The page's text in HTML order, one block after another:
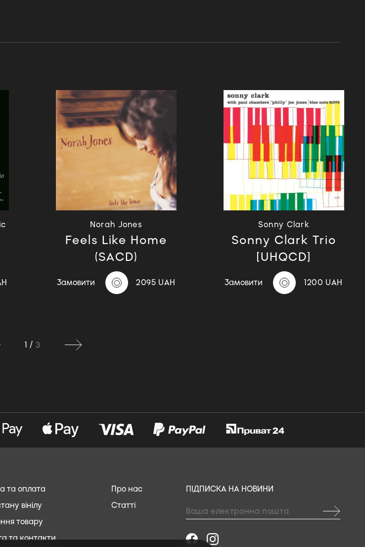
Norah Jones
Feels Like Home
(SACD)
Замовити 2095 UAH
Sonny Clark
Sonny Clark Trio
[UHQCD]
Замовити 1200 UAH
1 / 3
та оплата
вінілу
товару
та контакти
Про нас
Статті
ПІДПИСКА НА НОВИНИ